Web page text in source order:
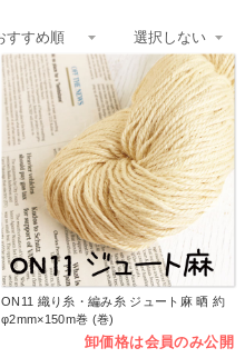
ON11 織り糸・編み糸 ジュート麻 晒 約
φ2mm×150m巻 (巻)
卸価格は会員のみ公開